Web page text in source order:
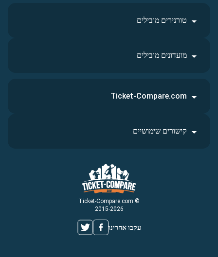
טורנירים מובילים
מועדונים מובילים
© Ticket-Compare.com
2015-2026
עקבו אחרינו
Ticket-Compare.com
קישורים שימושיים